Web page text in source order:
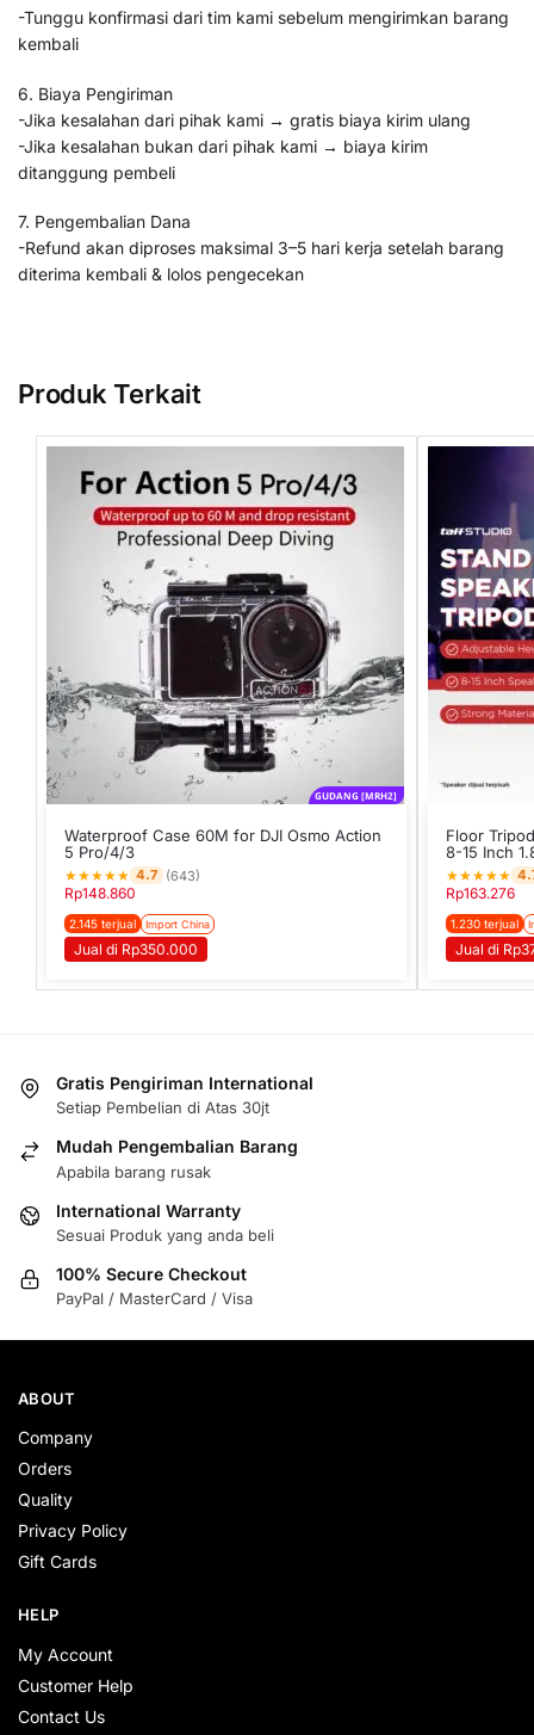
-Tunggu konfirmasi dari tim kami sebelum mengirimkan barang
kembali
6. Biaya Pengiriman
-Jika kesalahan dari pihak kami → gratis biaya kirim ulang
-Jika kesalahan bukan dari pihak kami → biaya kirim
ditanggung pembeli
7. Pengembalian Dana
-Refund akan diproses maksimal 3–5 hari kerja setelah barang
diterima kembali & lolos pengecekan
Produk Terkait
GUDANG [MRH2]
Waterproof Case 60M for DJI Osmo Action
5 Pro/4/3
★★★★★ 4.7 (643)
Rp148.860
2.145 terjual Import China
Jual di Rp350.000
Floor
8-15 Inch
★★★★★
Rp163.276
1.230 terjual
Jual di
Gratis Pengiriman International
Setiap Pembelian di Atas 30jt
Mudah Pengembalian Barang
Apabila barang rusak
International Warranty
Sesuai Produk yang anda beli
100% Secure Checkout
PayPal / MasterCard / Visa
ABOUT
Company
Orders
Quality
Privacy Policy
Gift Cards
HELP
My Account
Customer Help
Contact Us